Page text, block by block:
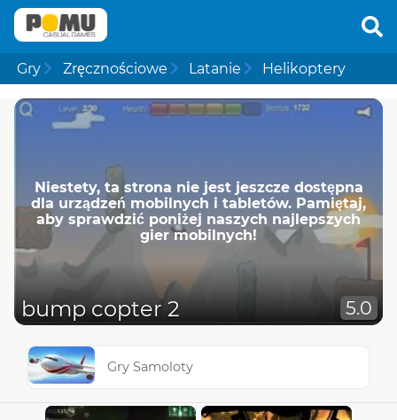
Gry Zręcznościowe Latanie Helikoptery
Niestety, ta strona nie jest jeszcze dostępna
dla urządzeń mobilnych i tabletów. Pamiętaj,
aby sprawdzić poniżej naszych najlepszych
gier mobilnych!
bump copter 2 5.0
Gry Samoloty